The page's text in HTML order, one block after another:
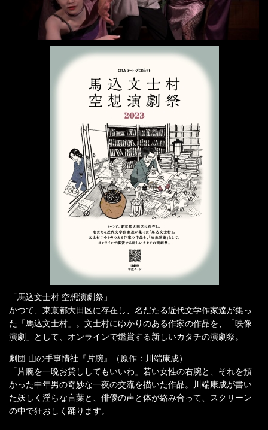
「馬込文士村 空想演劇祭」
かつて、東京都大田区に存在し、名だたる近代文学作家達が集っ
た「馬込文士村」。文士村にゆかりのある作家の作品を、「映像
演劇」として、オンラインで鑑賞する新しいカタチの演劇祭。
劇団 山の手事情社『片腕』（原作：川端康成）
「片腕を一晩お貸ししてもいいわ」若い女性の右腕と、それを預
かった中年男の奇妙な一夜の交流を描いた作品。川端康成が書い
た妖しく淫らな言葉と、俳優の声と体が絡み合って、スクリーン
の中で狂おしく踊ります。